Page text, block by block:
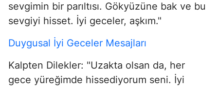
sevgimin bir parıltısı. Gökyüzüne bak ve bu
sevgiyi hisset. İyi geceler, aşkım."
Duygusal İyi Geceler Mesajları
Kalpten Dilekler: "Uzakta olsan da, her
gece yüreğimde hissediyorum seni. İyi